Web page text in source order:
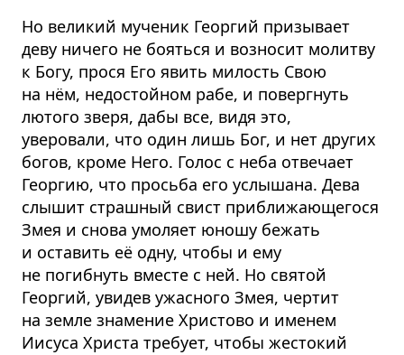
Но великий мученик Георгий призывает
деву ничего не бояться и возносит молитву
к Богу, прося Его явить милость Свою
на нём, недостойном рабе, и повергнуть
лютого зверя, дабы все, видя это,
уверовали, что один лишь Бог, и нет других
богов, кроме Него. Голос с неба отвечает
Георгию, что просьба его услышана. Дева
слышит страшный свист приближающегося
Змея и снова умоляет юношу бежать
и оставить её одну, чтобы и ему
не погибнуть вместе с ней. Но святой
Георгий, увидев ужасного Змея, чертит
на земле знамение Христово и именем
Иисуса Христа требует, чтобы жестокий